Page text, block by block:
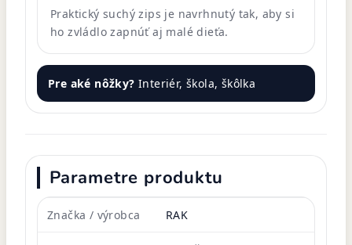
Praktický suchý zips je navrhnutý tak, aby si
ho zvládlo zapnúť aj malé dieťa.
Pre aké nôžky? Interiér, škola, škôlka
Parametre produktu
Značka / výrobca RAK